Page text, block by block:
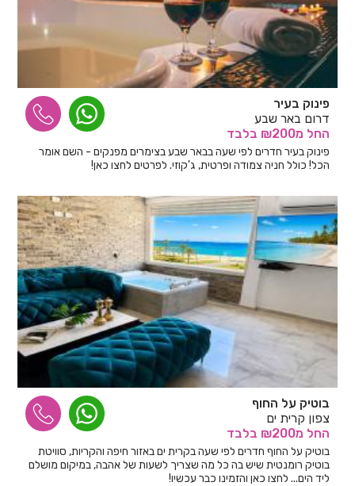
פינוק בעיר
דרום באר שבע
החל מ₪200 בלבד
פינוק בעיר חדרים לפי שעה בבאר שבע בצימרים מפנקים - השם אומר
הכל! כולל חניה צמודה ופרטית, ג'קוזי. לפרטים לחצו כאן!
בוטיק על החוף
צפון קרית ים
החל מ₪200 בלבד
בוטיק על החוף חדרים לפי שעה בקרית ים באזור חיפה והקריות, סוויטת
בוטיק רומנטית שיש בה כל מה שצריך לשעות של אהבה, במיקום מושלם
ליד הים... לחצו כאן והזמינו כבר עכשיו!